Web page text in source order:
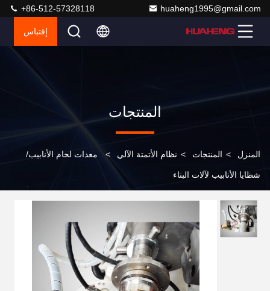
huaheng1995@gmail.com
+86-512-57328118
إقتباس
المنتجات
المنزل > المنتجات > نظام الأتمتة الآلي > معدات لحام الأنابيب/
شظايا الأنابيب لآلات البناء